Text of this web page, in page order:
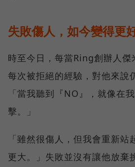
失敗傷人，如今變得更
時至今日，每當Ring創辦人傑
每次被拒絕的經驗，對他來說
「當我聽到『NO』，就像在
擊。」
「雖然很傷人，但我會重新站
更大。」失敗並沒有讓他放棄